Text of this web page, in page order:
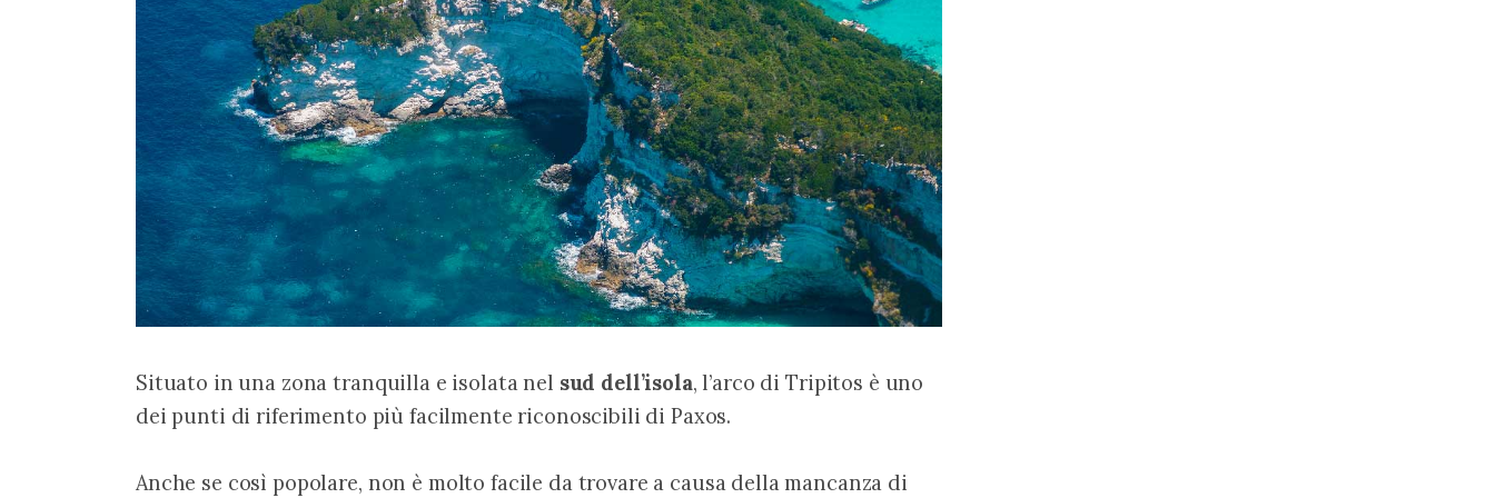
Situato in una zona tranquilla e isolata nel sud dell’isola, l’arco di Tripitos è uno
dei punti di riferimento più facilmente riconoscibili di Paxos.
Anche se così popolare, non è molto facile da trovare a causa della mancanza di